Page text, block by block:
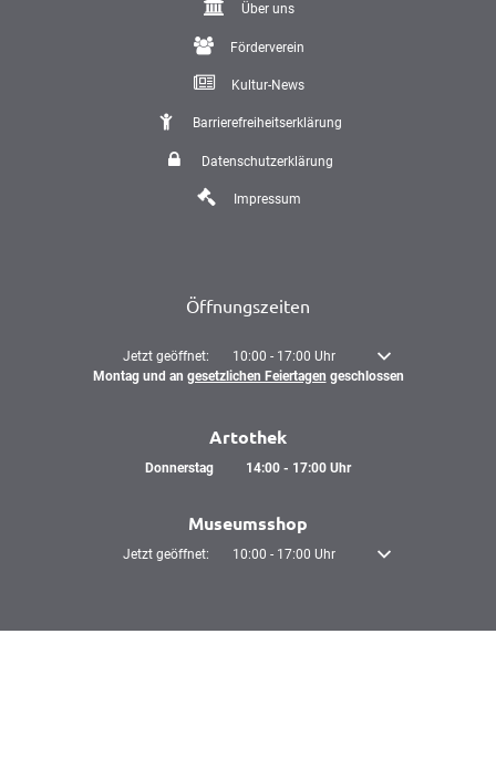
Über uns
Förderverein
Kultur-News
Barrierefreiheitserklärung
Datenschutzerklärung
Impressum
Öffnungszeiten
Klicken, um weitere Öffnungs- oder Schließzeiten auszublenden
Jetzt geöffnet: 10:00 - 17:00 Uhr
Von 10:00 bis 17:00
Montag und an gesetzlichen Feiertagen geschlossen
Artothek
Donnerstag 14:00- 17:00Uhr
Museumsshop
Klicken, um weitere Öffnungs- oder Schließzeiten auszublenden
Jetzt geöffnet: 10:00 - 17:00 Uhr Von 10:00 bis 17:00